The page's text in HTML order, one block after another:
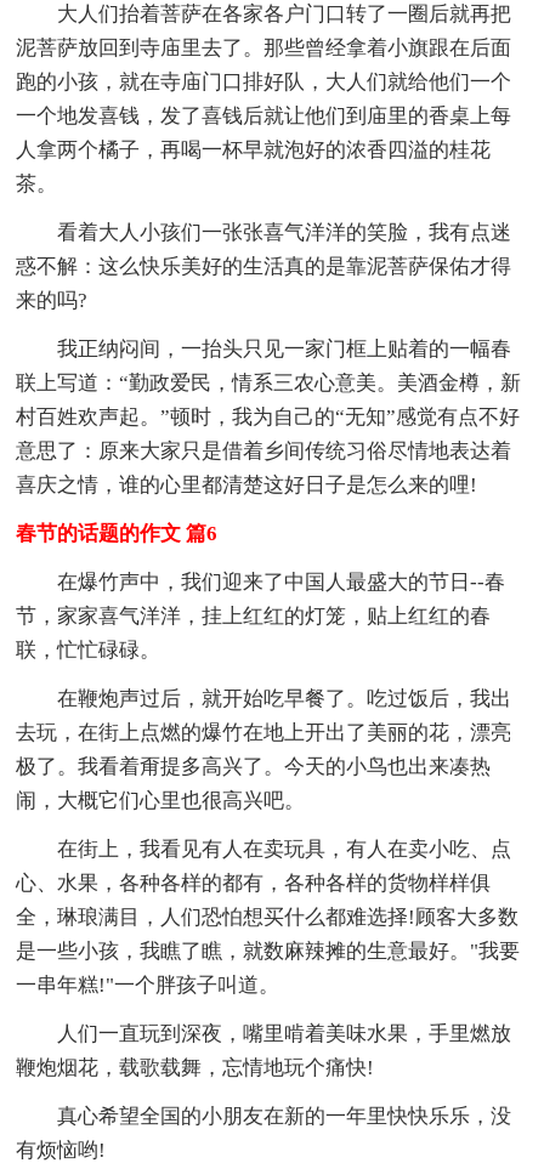
大人们抬着菩萨在各家各户门口转了一圈后就再把
泥菩萨放回到寺庙里去了。那些曾经拿着小旗跟在后面
跑的小孩，就在寺庙门口排好队，大人们就给他们一个
一个地发喜钱，发了喜钱后就让他们到庙里的香桌上每
人拿两个橘子，再喝一杯早就泡好的浓香四溢的桂花
茶。
看着大人小孩们一张张喜气洋洋的笑脸，我有点迷
惑不解：这么快乐美好的生活真的是靠泥菩萨保佑才得
来的吗?
我正纳闷间，一抬头只见一家门框上贴着的一幅春
联上写道：“勤政爱民，情系三农心意美。美酒金樽，新
村百姓欢声起。”顿时，我为自己的“无知”感觉有点不好
意思了：原来大家只是借着乡间传统习俗尽情地表达着
喜庆之情，谁的心里都清楚这好日子是怎么来的哩!
春节的话题的作文 篇6
在爆竹声中，我们迎来了中国人最盛大的节日--春
节，家家喜气洋洋，挂上红红的灯笼，贴上红红的春
联，忙忙碌碌。
在鞭炮声过后，就开始吃早餐了。吃过饭后，我出
去玩，在街上点燃的爆竹在地上开出了美丽的花，漂亮
极了。我看着甭提多高兴了。今天的小鸟也出来凑热
闹，大概它们心里也很高兴吧。
在街上，我看见有人在卖玩具，有人在卖小吃、点
心、水果，各种各样的都有，各种各样的货物样样俱
全，琳琅满目，人们恐怕想买什么都难选择!顾客大多数
是一些小孩，我瞧了瞧，就数麻辣摊的生意最好。"我要
一串年糕!"一个胖孩子叫道。
人们一直玩到深夜，嘴里啃着美味水果，手里燃放
鞭炮烟花，载歌载舞，忘情地玩个痛快!
真心希望全国的小朋友在新的一年里快快乐乐，没
有烦恼哟!